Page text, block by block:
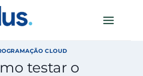
CLOUD
testar o